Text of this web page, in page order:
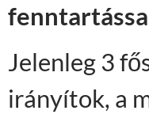
Jelenleg 3
irányítok, a